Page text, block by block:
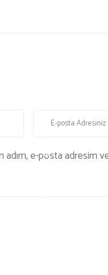
M
adım, e-posta adresim